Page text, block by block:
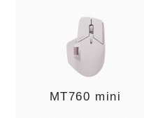
MT760 mini